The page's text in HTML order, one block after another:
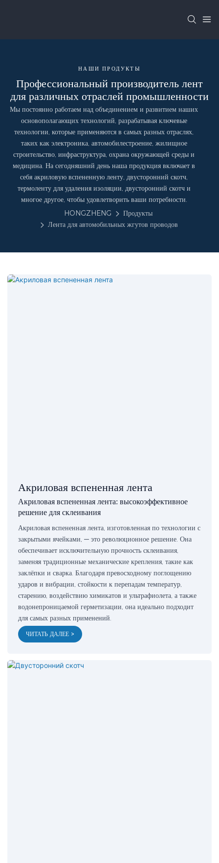
НАШИ ПРОДУКТЫ
Профессиональный производитель лент
для различных отраслей промышленности
Мы постоянно работаем над объединением и развитием наших
основополагающих технологий, разрабатывая ключевые
технологии, которые применяются в самых разных отраслях,
таких как электроника, автомобилестроение, жилищное
строительство, инфраструктура, охрана окружающей среды и
медицина. На сегодняшний день наша продукция включает в
себя акриловую вспененную ленту, двусторонний скотч,
термоленту для удаления изоляции, двусторонний скотч и
многое другое, чтобы удовлетворить ваши потребности.
HONGZHENG
Продукты
Лента для автомобильных жгутов проводов
Акриловая вспененная лента
Акриловая вспененная лента: высокоэффективное
решение для склеивания
Акриловая вспененная лента, изготовленная по технологии с
закрытыми ячейками, — это революционное решение. Она
обеспечивает исключительную прочность склеивания,
заменяя традиционные механические крепления, такие как
заклёпки и сварка. Благодаря превосходному поглощению
ударов и вибрации, стойкости к перепадам температур,
старению, воздействию химикатов и ультрафиолета, а также
водонепроницаемой герметизации, она идеально подходит
для самых разных применений.
ЧИТАТЬ ДАЛЕЕ >